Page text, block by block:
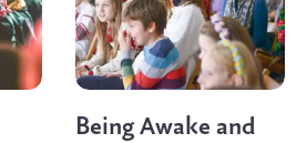
Being Awake and